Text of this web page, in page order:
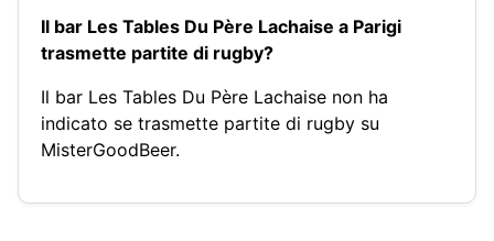
Il bar Les Tables Du Père Lachaise a Parigi
trasmette partite di rugby?
Il bar Les Tables Du Père Lachaise non ha
indicato se trasmette partite di rugby su
MisterGoodBeer.